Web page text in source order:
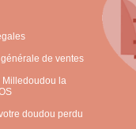
de ventes
Milledoudou la
doudou perdu